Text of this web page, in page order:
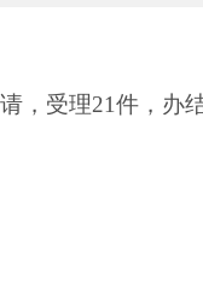
受理21件，办结